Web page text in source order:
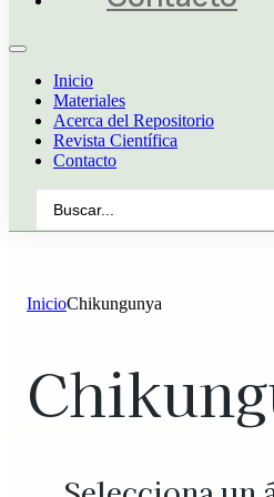
Inicio
Materiales
Acerca del Repositorio
Revista Científica
Contacto
InicioChikungunya